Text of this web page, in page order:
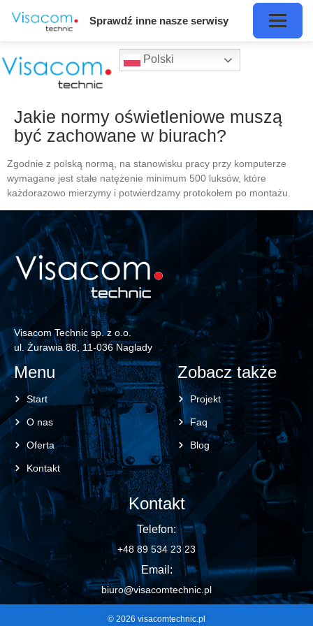
Polski
Jakie normy oświetleniowe muszą
być zachowane w biurach?
Zgodnie z polską normą, na stanowisku pracy przy komputerze
wymagane jest stałe natężenie minimum 500 luksów, które
każdorazowo mierzymy i potwierdzamy protokołem po montażu.
Visacom Technic sp. z o.o.
ul. Żurawia 88, 11-036 Naglady
Menu
Start
O nas
Oferta
Kontakt
Zobacz także
Projekt
Faq
Blog
Kontakt
Telefon:
+48 89 534 23 23
Email:
biuro@visacomtechnic.pl
© 2026 visacomtechnic.pl
Sprawdź inne nasze serwisy